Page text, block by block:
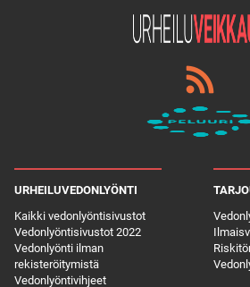
URHEILUVEDONLYÖNTI
Kaikki vedonlyöntisivustot
Vedonlyöntisivustot 2022
Vedonlyönti ilman
rekisteröitymistä
Vedonlyöntivihjeet